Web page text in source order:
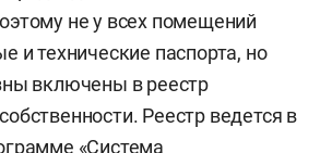
не у всех помещений
и технические паспорта, но
включены в реестр
Реестр ведется в
«Система